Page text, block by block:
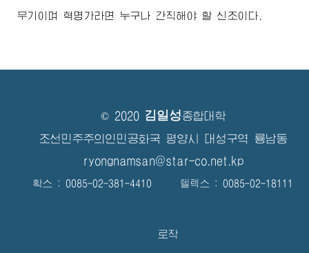
무기이며 혁명가라면 누구나 간직해야 할 신조이다.
© 2020 김일성종합대학
조선민주주의인민공화국 평양시 대성구역 룡남동
ryongnamsan@star-co.net.kp
확스 : 0085-02-381-4410 텔렉스 : 0085-02-18111
로작